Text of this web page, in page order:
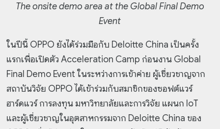
The onsite demo area at the Global Final Demo
Event
ในปีนี้ OPPO ยังได้ร่วมมือกับ Deloitte China เป็นครั้ง
แรกเพื่อเปิดตัว Acceleration Camp ก่อนงาน Global
Final Demo Event ในระหว่างการเข้าค่าย ผู้เชี่ยวชาญจาก
สถาบันวิจัย OPPO ได้เข้าร่วมกับสมาชิกของซอฟต์แวร์
ฮาร์ดแวร์ การลงทุน มหาวิทยาลัยและการวิจัย แผนก IoT
และผู้เชี่ยวชาญในอุตสาหกรรมจาก Deloitte China ของ